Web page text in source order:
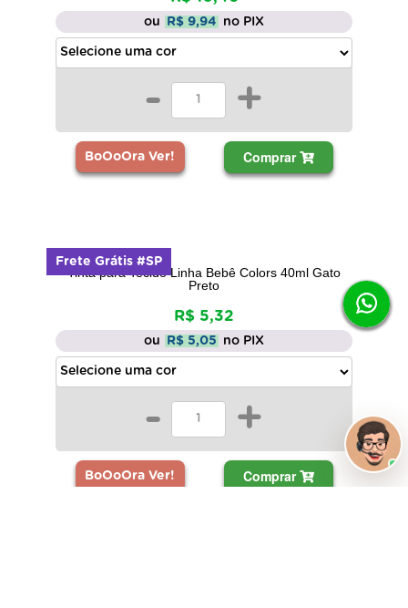
ou R$ 9,94 no PIX
- +
BoOoOra Ver! Comprar
Tinta para Tecido Linha Bebê Colors 40ml Gato
Preto
R$ 5,32
ou R$ 5,05 no PIX
- +
BoOoOra Ver! Comprar
Frete Grátis #SP